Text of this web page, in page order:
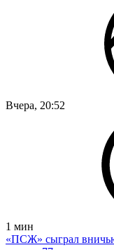
Вчера, 20:52
1 мин
«ПСЖ» сыграл